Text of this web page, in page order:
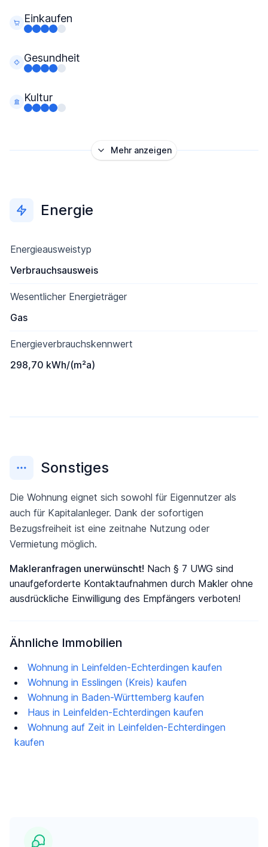
Einkaufen
Gesundheit
Kultur
Mehr anzeigen
Energie
Energieausweistyp
Verbrauchsausweis
Wesentlicher Energieträger
Gas
Energieverbrauchskennwert
298,70 kWh/(m²a)
Sonstiges
Die Wohnung eignet sich sowohl für Eigennutzer als
auch für Kapitalanleger. Dank der sofortigen
Bezugsfreiheit ist eine zeitnahe Nutzung oder
Vermietung möglich.
Makleranfragen unerwünscht! Nach § 7 UWG sind
unaufgeforderte Kontaktaufnahmen durch Makler ohne
ausdrückliche Einwilligung des Empfängers verboten!
Ähnliche Immobilien
Wohnung in Leinfelden-Echterdingen kaufen
Wohnung in Esslingen (Kreis) kaufen
Wohnung in Baden-Württemberg kaufen
Haus in Leinfelden-Echterdingen kaufen
Wohnung auf Zeit in Leinfelden-Echterdingen
kaufen